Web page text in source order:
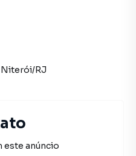
Niterói/RJ
este anúncio